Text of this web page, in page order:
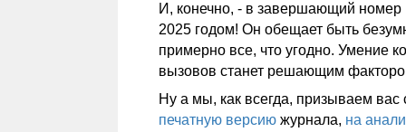
И, конечно, - в завершающий
2025 годом! Он обещает быть
примерно все, что угодно. Умение
вызовов станет решающим
Ну а мы, как всегда, призываем
печатную версию журнала, на